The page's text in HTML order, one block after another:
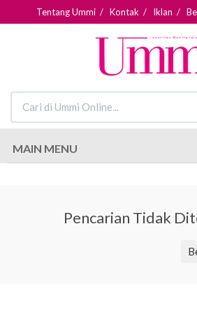
Tentang Ummi / Kontak / Iklan /
MAIN MENU
Pencarian Tidak